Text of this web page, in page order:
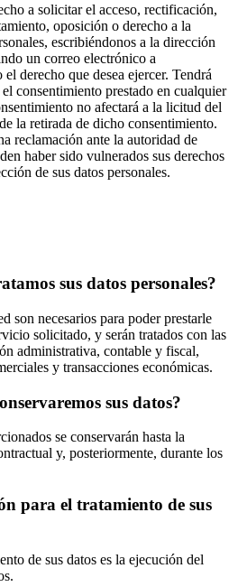
a solicitar el acceso, rectificación,
oposición o derecho a la
escribiéndonos a la dirección
un correo electrónico a
derecho que desea ejercer. Tendrá
consentimiento prestado en cualquier
no afectará a la licitud del
la retirada de dicho consentimiento.
reclamación ante la autoridad de
haber sido vulnerados sus derechos
de sus datos personales.
sus datos personales?
son necesarios para poder prestarle
solicitado, y serán tratados con las
administrativa, contable y fiscal,
y transacciones económicas.
sus datos?
se conservarán hasta la
y, posteriormente, durante los
para el tratamiento de sus
de sus datos es la ejecución del